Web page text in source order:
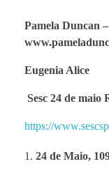
Pamela Duncan
Eugenia Alice
Sesc 24 de maio
https://
24 de Maio,